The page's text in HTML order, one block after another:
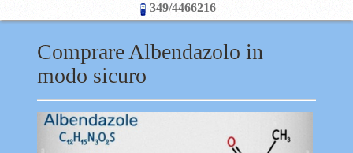
349/4466216
Comprare Albendazolo in
modo sicuro